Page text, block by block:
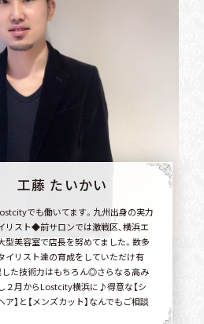
工藤 たいかい
でも働いてます。九州出身の実力
リスト◆前サロンでは激戦区、横浜エ
型美容室で店長を努めてました。数多
イリスト達の育成をしていただけ有
した技術力はもちろん◎さらなる高み
２月からLostcity横浜に♪得意な【シ
ア】と【メンズカット】なんでもご相談